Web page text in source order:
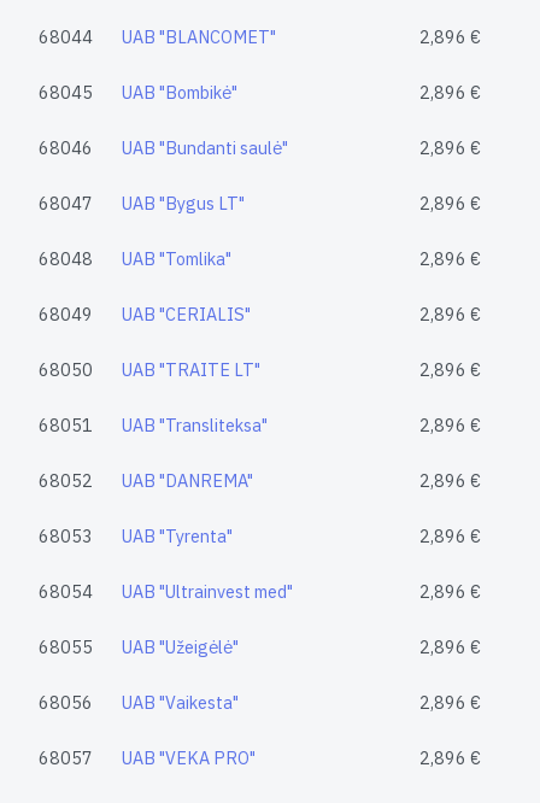
68044 UAB "BLANCOMET" 2,896 €
68045 UAB "Bombikė" 2,896 €
68046 UAB "Bundanti saulė" 2,896 €
68047 UAB "Bygus LT" 2,896 €
68048 UAB "Tomlika" 2,896 €
68049 UAB "CERIALIS" 2,896 €
68050 UAB "TRAITE LT" 2,896 €
68051 UAB "Transliteksa" 2,896 €
68052 UAB "DANREMA" 2,896 €
68053 UAB "Tyrenta" 2,896 €
68054 UAB "Ultrainvest med" 2,896 €
68055 UAB "Užeigėlė" 2,896 €
68056 UAB "Vaikesta" 2,896 €
68057 UAB "VEKA PRO" 2,896 €